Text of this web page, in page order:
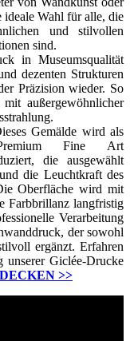
Wahl für alle, die
und stilvollen
sind.
in Museumsqualität
dezenten Strukturen
Präzision wieder. So
außergewöhnlicher
Gemälde wird als
Fine Art
die ausgewählt
die Leuchtkraft des
Oberfläche wird mit
Farbbrillanz langfristig
Verarbeitung
der sowohl
ergänzt. Erfahren
unserer Giclée-Drucke
>>